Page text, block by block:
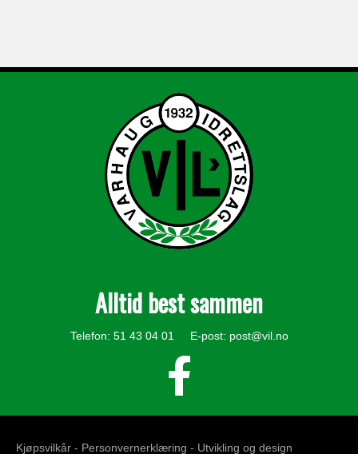
Alltid best sammen
Telefon: 51 43 04 01 E-post: post@vil.no
Kjøpsvilkår - Personvernerklæring - Utvikling og design